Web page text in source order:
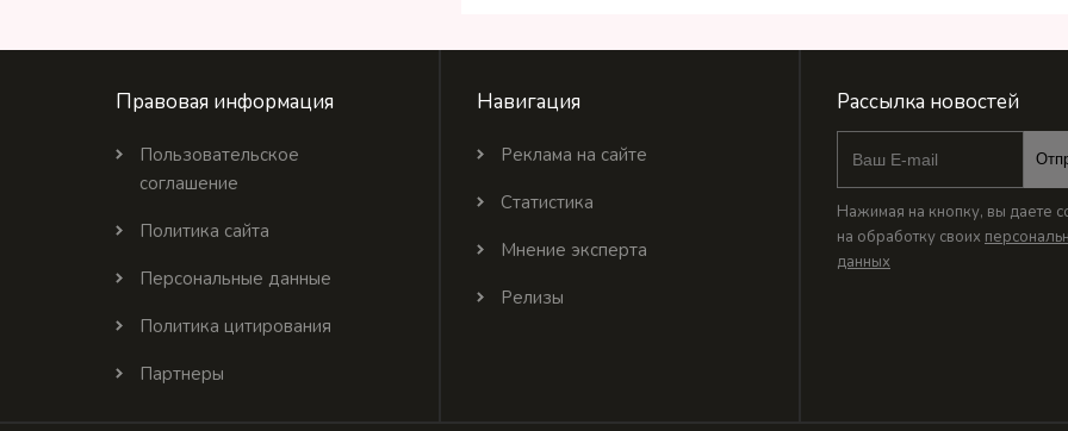
Правовая информация
Пользовательское
соглашение
Политика сайта
Персональные данные
Политика цитирования
Партнеры
Навигация
Реклама на сайте
Статистика
Мнение эксперта
Релизы
Рассылка новостей
Нажимая на кнопку, вы даете
на обработку своих
данных